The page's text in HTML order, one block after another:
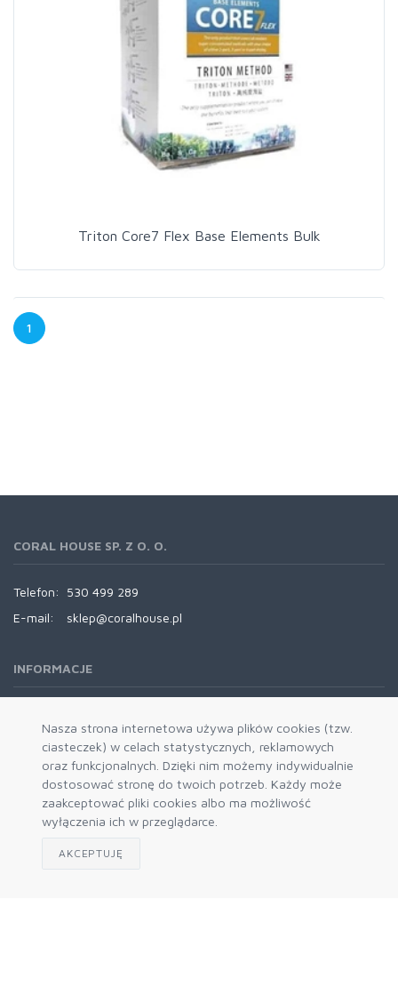
Nasza strona internetowa używa plików cookies (tzw.
ciasteczek) w celach statystycznych, reklamowych
oraz funkcjonalnych. Dzięki nim możemy indywidualnie
dostosować stronę do twoich potrzeb. Każdy może
zaakceptować pliki cookies albo ma możliwość
wyłączenia ich w przeglądarce.
AKCEPTUJĘ
Triton Core7 Flex Base Elements Bulk
1
CORAL HOUSE SP. Z O. O.
Telefon:
530 499 289
E-mail:
sklep@coralhouse.pl
INFORMACJE